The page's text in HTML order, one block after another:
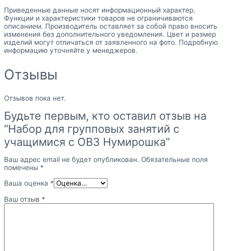
Приведенные данные носят информационный характер.
Функции и характеристики товаров не ограничиваются
описанием. Производитель оставляет за собой право вносить
изменения без дополнительного уведомления. Цвет и размер
изделий могут отличаться от заявленного на фото. Подробную
информацию уточняйте у менеджеров.
Отзывы
Отзывов пока нет.
Будьте первым, кто оставил отзыв на
“Набор для групповых занятий с
учащимися с ОВЗ Нумирошка”
Ваш адрес email не будет опубликован. Обязательные поля
помечены *
Ваша оценка *
Ваш отзыв *